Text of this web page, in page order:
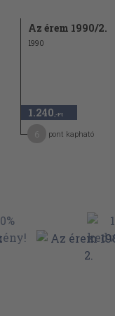
Az érem 1990/2.
1990
1.240 ,-Ft
pont kapható